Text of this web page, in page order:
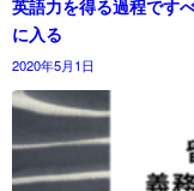
英語力を得る過程です
に入る
2020年5月1日